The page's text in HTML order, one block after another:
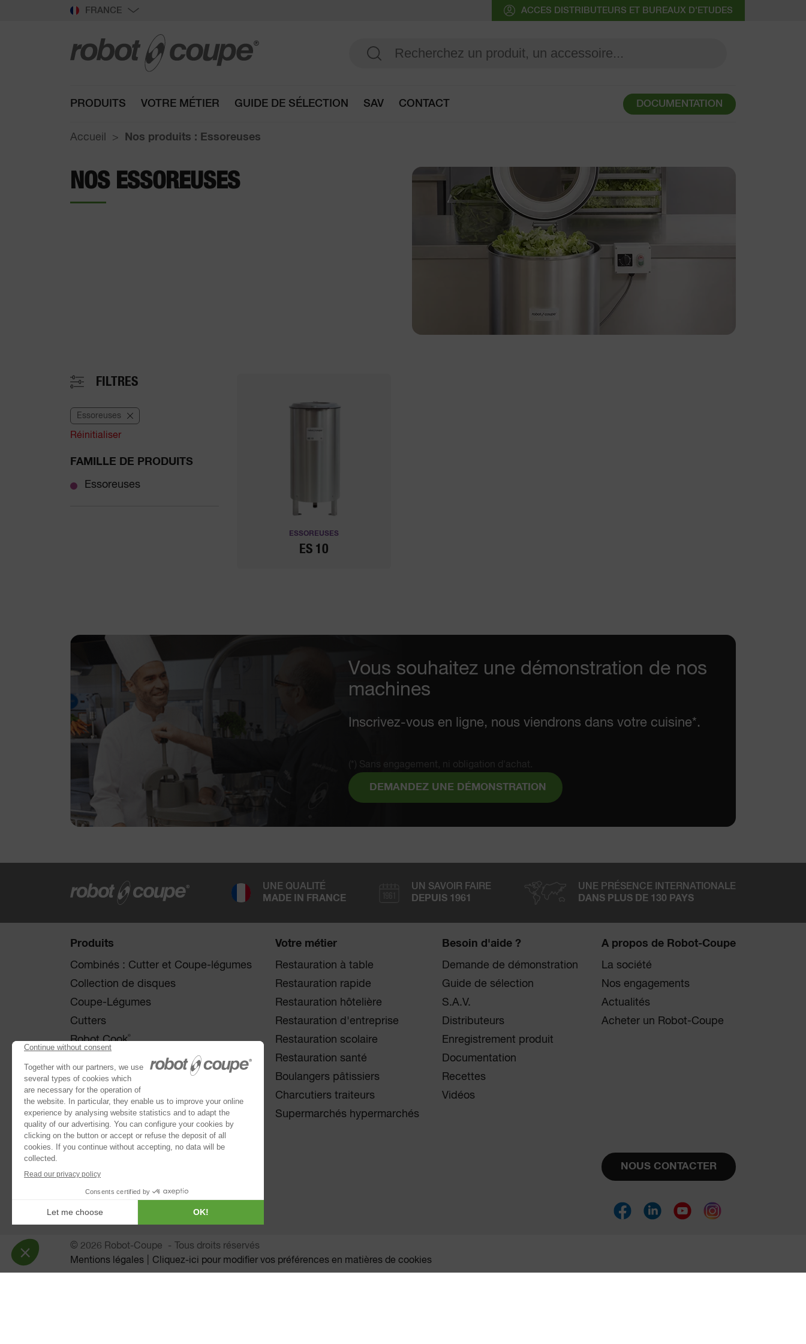
FRANCE ACCES DISTRIBUTEURS ET BUREAUX D'ETUDES
PRODUITS VOTRE MÉTIER GUIDE DE SÉLECTION SAV CONTACT DOCUMENTATION
Accueil Nos produits : Essoreuses
NOS ESSOREUSES
FILTRES
Essoreuses
Réinitialiser
FAMILLE DE PRODUITS
Essoreuses
ESSOREUSES
ES 10
Vous souhaitez une démonstration de nos
machines
Inscrivez-vous en ligne, nous viendrons dans votre cuisine*.
(*) Sans engagement, ni obligation d'achat.
DEMANDEZ UNE DÉMONSTRATION
UNE QUALITÉ
MADE IN FRANCE
UN SAVOIR FAIRE
DEPUIS 1961
UNE PRÉSENCE INTERNATIONALE
DANS PLUS DE 130 PAYS
Produits
Combinés : Cutter et Coupe-légumes
Collection de disques
Coupe-Légumes
Cutters
Robot Cook®
Kitchen Blenders
Mixeurs plongeants
Extracteurs de jus
Tamis automatiques
Batteurs Mélangeurs
Eplucheuses
Essoreuses
Trancheurs à Pain
Votre métier
Restauration à table
Restauration rapide
Restauration hôtelière
Restauration d'entreprise
Restauration scolaire
Restauration santé
Boulangers pâtissiers
Charcutiers traiteurs
Supermarchés hypermarchés
Besoin d'aide ?
Demande de démonstration
Guide de sélection
S.A.V.
Distributeurs
Enregistrement produit
Documentation
Recettes
Vidéos
A propos de Robot-Coupe
La société
Nos engagements
Actualités
Acheter un Robot-Coupe
NOUS CONTACTER
© 2026 Robot-Coupe
Tous droits réservés
Mentions légales
Cliquez-ici pour modifier vos préférences en matières de cookies
Accès au guide de sélection